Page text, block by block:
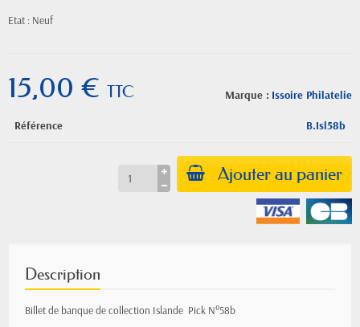
Etat : Neuf
Marque : Issoire Philatelie
15,00 € TTC
Référence B.Isl58b
Ajouter au panier
Description
Billet de banque de collection Islande Pick N°58b